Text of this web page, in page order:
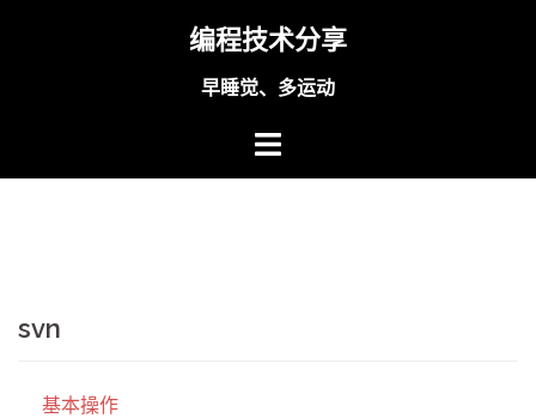
编程技术分享
早睡觉、多运动
svn
基本操作